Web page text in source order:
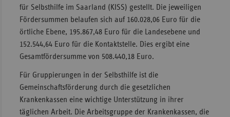
für Selbsthilfe im Saarland (KISS) gestellt. Die jeweiligen
Fördersummen belaufen sich auf 160.028,06 Euro für die
örtliche Ebene, 195.867,48 Euro für die Landesebene und
152.544,64 Euro für die Kontaktstelle. Dies ergibt eine
Gesamtfördersumme von 508.440,18 Euro.
Für Gruppierungen in der Selbsthilfe ist die
Gemeinschaftsförderung durch die gesetzlichen
Krankenkassen eine wichtige Unterstützung in ihrer
täglichen Arbeit. Die Arbeitsgruppe der Krankenkassen, die